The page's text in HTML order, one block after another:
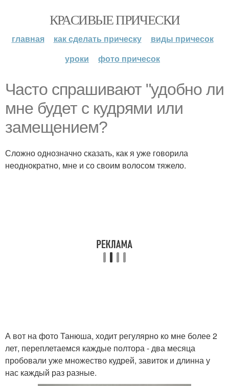
КРАСИВЫЕ ПРИЧЕСКИ
главная как сделать прическу
виды причесок
уроки
фото причесок
Часто спрашивают "удобно ли
мне будет с кудрями или
замещением?
Сложно однозначно сказать, как я уже говорила
неоднократно, мне и со своим волосом тяжело.
А вот на фото Танюша, ходит регулярно ко мне более 2
лет, переплетаемся каждые полтора - два месяца
пробовали уже множество кудрей, завиток и длинна у
нас каждый раз разные.